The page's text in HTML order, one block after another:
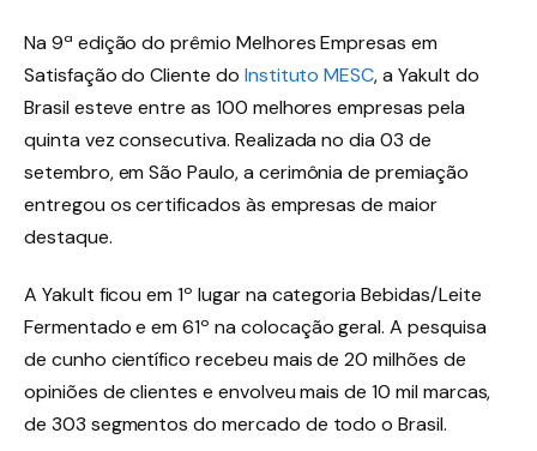
Na 9ª edição do prêmio Melhores Empresas em
Satisfação do Cliente do Instituto MESC, a Yakult do
Brasil esteve entre as 100 melhores empresas pela
quinta vez consecutiva. Realizada no dia 03 de
setembro, em São Paulo, a cerimônia de premiação
entregou os certificados às empresas de maior
destaque.
A Yakult ficou em 1º lugar na categoria Bebidas/Leite
Fermentado e em 61º na colocação geral. A pesquisa
de cunho científico recebeu mais de 20 milhões de
opiniões de clientes e envolveu mais de 10 mil marcas,
de 303 segmentos do mercado de todo o Brasil.